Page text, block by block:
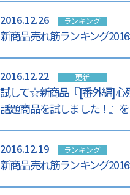
2016.12.26 ランキング
新商品売れ筋ランキング
2016.12.22 更新
試して☆新商品『[番外編]心
話題商品を試しました！』
2016.12.19 ランキング
新商品売れ筋ランキング